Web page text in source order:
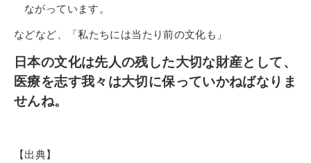
ながっています。
などなど、「私たちには当たり前の文化も」
日本の文化は先人の残した大切な財産として、
医療を志す我々は大切に保っていかねばなりま
せんね。
【出典】